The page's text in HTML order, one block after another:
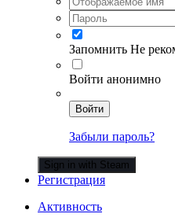
Запомнить Не
Войти анонимно
Войти
Забыли пароль?
Sign in with Steam
Регистрация
Активность